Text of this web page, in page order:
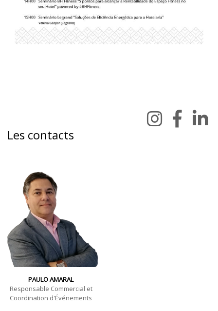
Les contacts
PAULO AMARAL
Responsable Commercial et
Coordination d'Événements